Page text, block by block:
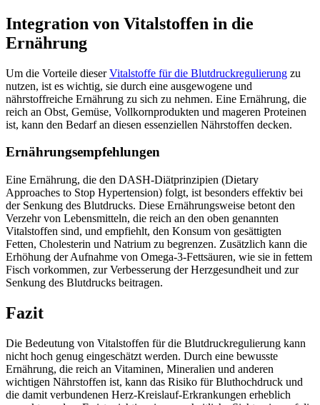
Integration von Vitalstoffen in die
Ernährung
Um die Vorteile dieserVitalstoffe für die Blutdruckregulierung zu
nutzen, ist es wichtig, sie durch eine ausgewogene und
nährstoffreiche Ernährung zu sich zu nehmen. Eine Ernährung, die
reich an Obst, Gemüse, Vollkornprodukten und mageren Proteinen
ist, kann den Bedarf an diesen essenziellen Nährstoffen decken.
Ernährungsempfehlungen
Eine Ernährung, die den DASH-Diätprinzipien (Dietary
Approaches to Stop Hypertension) folgt, ist besonders effektiv bei
der Senkung des Blutdrucks. Diese Ernährungsweise betont den
Verzehr von Lebensmitteln, die reich an den oben genannten
Vitalstoffen sind, und empfiehlt, den Konsum von gesättigten
Fetten, Cholesterin und Natrium zu begrenzen. Zusätzlich kann die
Erhöhung der Aufnahme von Omega-3-Fettsäuren, wie sie in fettem
Fisch vorkommen, zur Verbesserung der Herzgesundheit und zur
Senkung des Blutdrucks beitragen.
Fazit
Die Bedeutung von Vitalstoffen für die Blutdruckregulierung kann
nicht hoch genug eingeschätzt werden. Durch eine bewusste
Ernährung, die reich an Vitaminen, Mineralien und anderen
wichtigen Nährstoffen ist, kann das Risiko für Bluthochdruck und
die damit verbundenen Herz-Kreislauf-Erkrankungen erheblich